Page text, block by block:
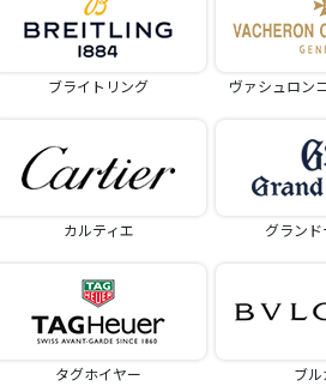
ブライトリング ヴァシュロン
カルティエ グラン
タグホイヤー ブ